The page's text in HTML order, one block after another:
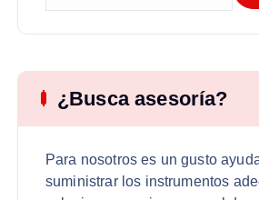
:
¿Busca asesoría?
Para nosotros es un gusto
suministrar los instrumentos